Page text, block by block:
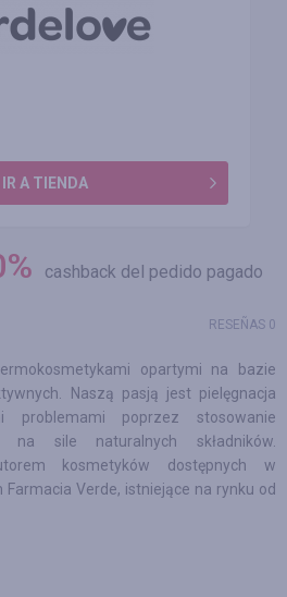
IR A TIENDA
% cashback del pedido pagado
RESEÑAS 0
opartymi na bazie
Naszą pasją jest pielęgnacja
problemami poprzez stosowanie
na sile naturalnych składników.
kosmetyków dostępnych w
Verde, istniejące na rynku od